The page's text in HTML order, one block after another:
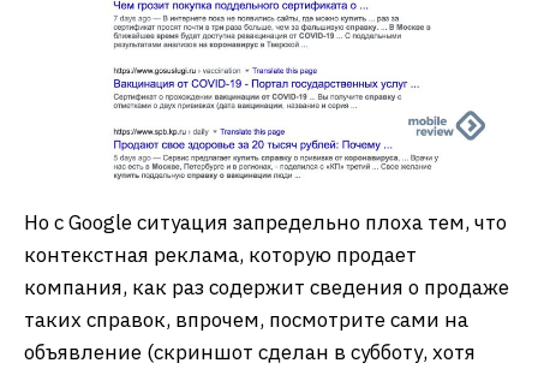
Но с Google ситуация запредельно плоха тем, что
контекстная реклама, которую продает
компания, как раз содержит сведения о продаже
таких справок, впрочем, посмотрите сами на
объявление (скриншот сделан в субботу, хотя